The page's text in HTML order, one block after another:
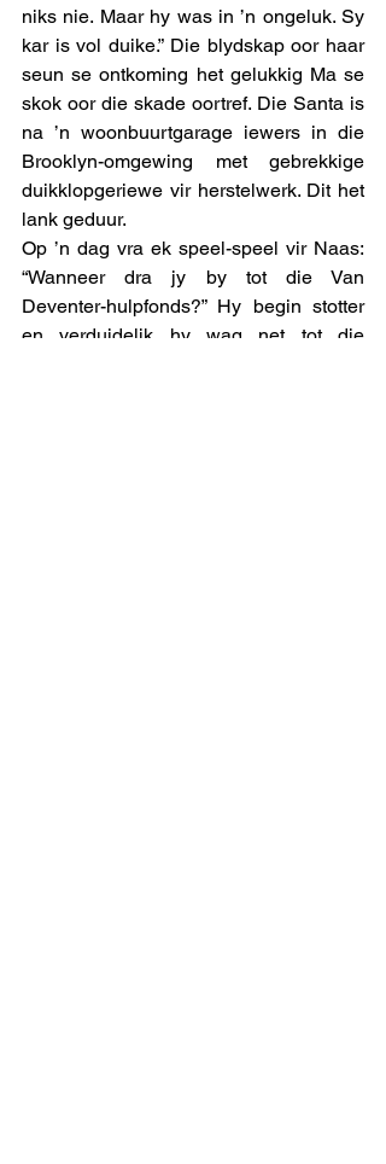
niks nie. Maar hy was in ’n ongeluk. Sy
kar is vol duike.” Die blydskap oor haar
seun se ontkoming het gelukkig Ma se
skok oor die skade oortref. Die Santa is
na ’n woonbuurtgarage iewers in die
Brooklyn-omgewing met gebrekkige
duikklopgeriewe vir herstelwerk. Dit het
lank geduur.
Op ’n dag vra ek speel-speel vir Naas:
“Wanneer dra jy by tot die Van
Deventer-hulpfonds?” Hy begin stotter
en verduidelik hy wag net tot die